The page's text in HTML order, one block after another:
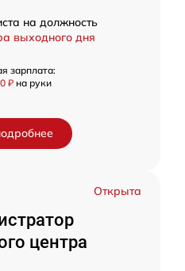
на должность
выходного дня
зарплата:
₽ на руки
Открыта
центра